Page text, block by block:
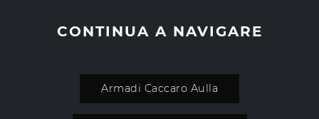
CONTINUA A NAVIGARE
Armadi Caccaro Aulla